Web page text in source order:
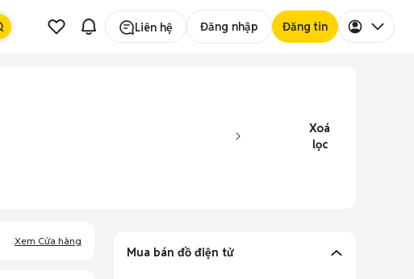
Liên hệ Đăng nhập Đăng tin
Xoá
lọc
Xem Cửa hàng
Mua bán đồ điện tử